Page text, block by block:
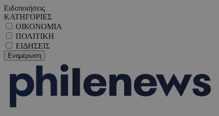
Ειδοποιήσεις
ΚΑΤΗΓΟΡΙΕΣ
ΟΙΚΟΝΟΜΙΑ
ΠΟΛΙΤΙΚΗ
ΕΙΔΗΣΕΙΣ